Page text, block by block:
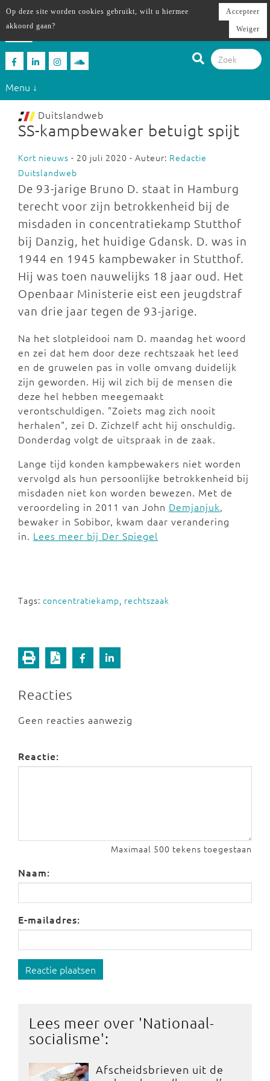
Menu ↓
Duitslandweb
SS-kampbewaker betuigt spijt
Kort nieuws - 20 juli 2020 - Auteur: Redactie
Duitslandweb
De 93-jarige Bruno D. staat in Hamburg
terecht voor zijn betrokkenheid bij de
misdaden in concentratiekamp Stutthof
bij Danzig, het huidige Gdansk. D. was in
1944 en 1945 kampbewaker in Stutthof.
Hij was toen nauwelijks 18 jaar oud. Het
Openbaar Ministerie eist een jeugdstraf
van drie jaar tegen de 93-jarige.
Na het slotpleidooi nam D. maandag het woord
en zei dat hem door deze rechtszaak het leed
en de gruwelen pas in volle omvang duidelijk
zijn geworden. Hij wil zich bij de mensen die
deze hel hebben meegemaakt
verontschuldigen. "Zoiets mag zich nooit
herhalen", zei D. Zichzelf acht hij onschuldig.
Donderdag volgt de uitspraak in de zaak.
Lange tijd konden kampbewakers niet worden
vervolgd als hun persoonlijke betrokkenheid bij
misdaden niet kon worden bewezen. Met de
veroordeling in 2011 van John Demjanjuk,
bewaker in Sobibor, kwam daar verandering
in. Lees meer bij Der Spiegel
Tags: concentratiekamp, rechtszaak
Reacties
Geen reacties aanwezig
Reactie:
Maximaal 500 tekens toegestaan
Naam:
E-mailadres:
Reactie plaatsen
Lees meer over 'Nationaal-
socialisme':
Afscheidsbrieven uit de
Op deze site worden cookies gebruikt, wilt u hiermee
akkoord gaan?
Accepteer
Weiger